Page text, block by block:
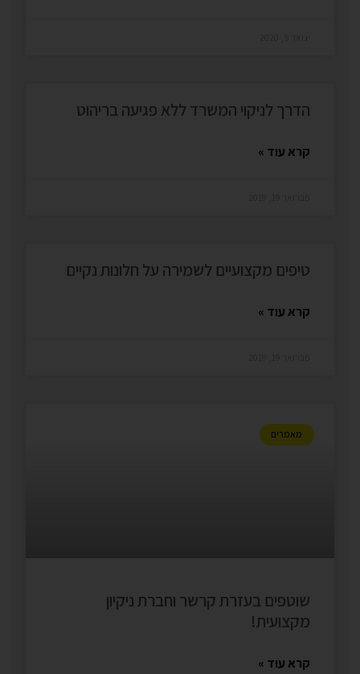
הדרך לניקוי המשרד ללא פגיעה בריהוט
קרא עוד »
טיפים מקצועיים לשמירה על חלונות נקיים
קרא עוד »
מאמרים
שוטפים בעזרת קרשר וחברת ניקיון
מקצועית!
קרא עוד »